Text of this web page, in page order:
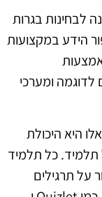
לבחינות בגרות
הידע במקצועות
לדוגמה ומערכי
היא היכולת
כל תלמיד
על תרגילים